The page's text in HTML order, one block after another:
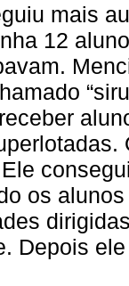
mais
12
os
Depois